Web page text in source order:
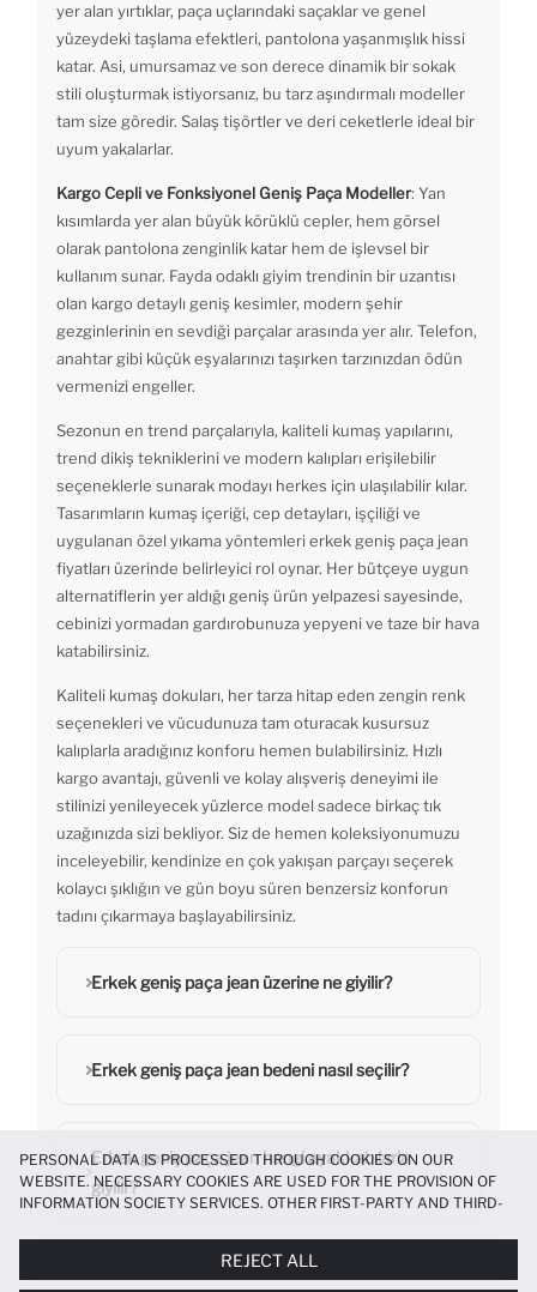
yer alan yırtıklar, paça uçlarındaki saçaklar ve genel
yüzeydeki taşlama efektleri, pantolona yaşanmışlık hissi
katar. Asi, umursamaz ve son derece dinamik bir sokak
stili oluşturmak istiyorsanız, bu tarz aşındırmalı modeller
tam size göredir. Salaş tişörtler ve deri ceketlerle ideal bir
uyum yakalarlar.
Kargo Cepli ve Fonksiyonel Geniş Paça Modeller: Yan
kısımlarda yer alan büyük körüklü cepler, hem görsel
olarak pantolona zenginlik katar hem de işlevsel bir
kullanım sunar. Fayda odaklı giyim trendinin bir uzantısı
olan kargo detaylı geniş kesimler, modern şehir
gezginlerinin en sevdiği parçalar arasında yer alır. Telefon,
anahtar gibi küçük eşyalarınızı taşırken tarzınızdan ödün
vermenizi engeller.
Sezonun en trend parçalarıyla, kaliteli kumaş yapılarını,
trend dikiş tekniklerini ve modern kalıpları erişilebilir
seçeneklerle sunarak modayı herkes için ulaşılabilir kılar.
Tasarımların kumaş içeriği, cep detayları, işçiliği ve
uygulanan özel yıkama yöntemleri erkek geniş paça jean
fiyatları üzerinde belirleyici rol oynar. Her bütçeye uygun
alternatiflerin yer aldığı geniş ürün yelpazesi sayesinde,
cebinizi yormadan gardırobunuza yepyeni ve taze bir hava
katabilirsiniz.
Kaliteli kumaş dokuları, her tarza hitap eden zengin renk
seçenekleri ve vücudunuza tam oturacak kusursuz
kalıplarla aradığınız konforu hemen bulabilirsiniz. Hızlı
kargo avantajı, güvenli ve kolay alışveriş deneyimi ile
stilinizi yenileyecek yüzlerce model sadece birkaç tık
uzağınızda sizi bekliyor. Siz de hemen koleksiyonumuzu
inceleyebilir, kendinize en çok yakışan parçayı seçerek
kolaycı şıklığın ve gün boyu süren benzersiz konforun
tadını çıkarmaya başlayabilirsiniz.
Erkek geniş paça jean üzerine ne giyilir?
Erkek geniş paça jean bedeni nasıl seçilir?
Erkek geniş paça jean hangi ayakkabılarla
giyilir?
PERSONAL DATA IS PROCESSED THROUGH COOKIES ON OUR
WEBSITE. NECESSARY COOKIES ARE USED FOR THE PROVISION OF
INFORMATION SOCIETY SERVICES. OTHER FIRST-PARTY AND THIRD-
MORE FUNCTIONAL AND PERSONALIZED, AND—IF YOU GIVE YOUR
REJECT ALL